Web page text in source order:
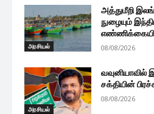
அரசியல்
அத்துமீறி
நுழையும்
08/08/2026
அரசியல்
வவுனியாவில்
சக்தியின்
08/08/2026